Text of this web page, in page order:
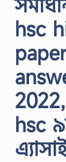
hsc
hsc